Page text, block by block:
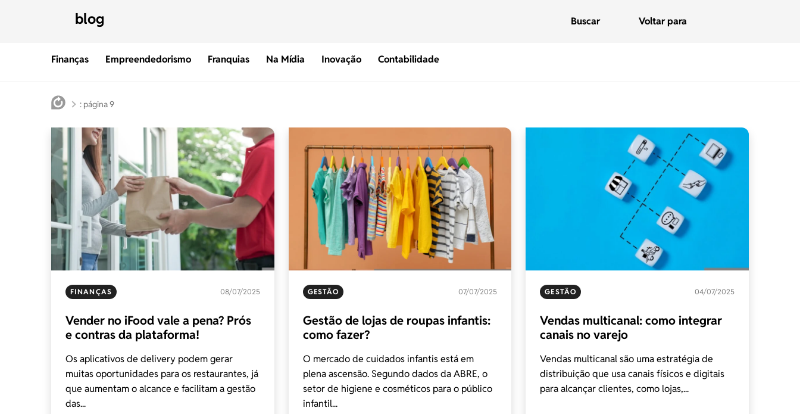
Finanças Empreendedorismo Franquias Na Mídia Inovação Contabilidade
blog Buscar Voltar para
: página 9
FINANÇAS 08/07/2025
Vender no iFood vale a pena? Prós
e contras da plataforma!
Os aplicativos de delivery podem gerar
muitas oportunidades para os restaurantes, já
que aumentam o alcance e facilitam a gestão
das...
GESTÃO 07/07/2025
Gestão de lojas de roupas infantis:
como fazer?
O mercado de cuidados infantis está em
plena ascensão. Segundo dados da ABRE, o
setor de higiene e cosméticos para o público
infantil...
GESTÃO 04/07/2025
Vendas multicanal: como integrar
canais no varejo
Vendas multicanal são uma estratégia de
distribuição que usa canais físicos e digitais
para alcançar clientes, como lojas,...